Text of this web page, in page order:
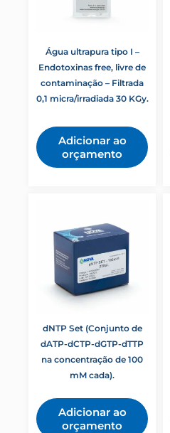
Água ultrapura tipo I –
Endotoxinas free, livre de
contaminação – Filtrada
0,1 micra/irradiada 30 KGy.
Adicionar ao
orçamento
dNTP Set (Conjunto de
dATP-dCTP-dGTP-dTTP
na concentração de 100
mM cada).
Adicionar ao
orçamento